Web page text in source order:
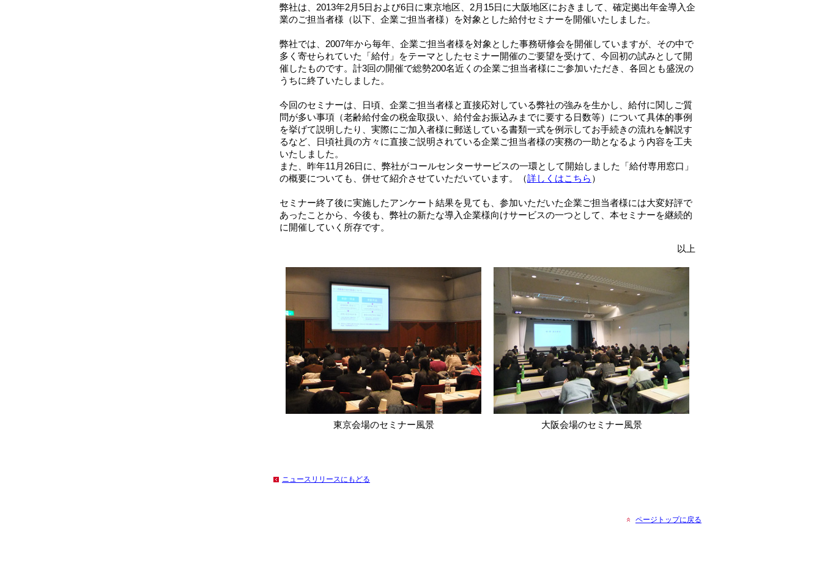
弊社は、2013年2月5日および6日に東京地区、2月15日に大阪地区におきまして、確定拠出年金導入企
業のご担当者様（以下、企業ご担当者様）を対象とした給付セミナーを開催いたしました。
弊社では、2007年から毎年、企業ご担当者様を対象とした事務研修会を開催していますが、その中で
多く寄せられていた「給付」をテーマとしたセミナー開催のご要望を受けて、今回初の試みとして開
催したものです。計3回の開催で総勢200名近くの企業ご担当者様にご参加いただき、各回とも盛況の
うちに終了いたしました。
今回のセミナーは、日頃、企業ご担当者様と直接応対している弊社の強みを生かし、給付に関しご質
問が多い事項（老齢給付金の税金取扱い、給付金お振込みまでに要する日数等）について具体的事例
を挙げて説明したり、実際にご加入者様に郵送している書類一式を例示してお手続きの流れを解説す
るなど、日頃社員の方々に直接ご説明されている企業ご担当者様の実務の一助となるよう内容を工夫
いたしました。
また、昨年11月26日に、弊社がコールセンターサービスの一環として開始しました「給付専用窓口」
の概要についても、併せて紹介させていただいています。（詳しくはこちら ）
セミナー終了後に実施したアンケート結果を見ても、参加いただいた企業ご担当者様には大変好評で
あったことから、今後も、弊社の新たな導入企業様向けサービスの一つとして、本セミナーを継続的
に開催していく所存です。
以上
東京会場のセミナー風景 大阪会場のセミナー風景
ニュースリリースにもどる
ページトップに戻る